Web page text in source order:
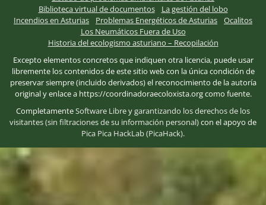
Biblioteca virtual de documentos
La gestión del lobo
Incendios en Asturias
Problemas Energéticos de Asturias
Ocalitos
Los Neumáticos Fuera de Uso
Historia del ecologismo asturiano – Recopilación
Excepto elementos concretos que indiquen otra licencia, puede usar
libremente los contenidos de este sitio web con la única condición de
preservar siempre (incluido derivados) el reconocimiento de la autoría
original y enlace a https://coordinadoraecoloxista.org como fuente.
CompletamenteSoftware Libreygarantizando los derechos de los
visitantes (sin filtraciones de su información personal)con el apoyo de
Pica Pica HackLab (PicaHack).